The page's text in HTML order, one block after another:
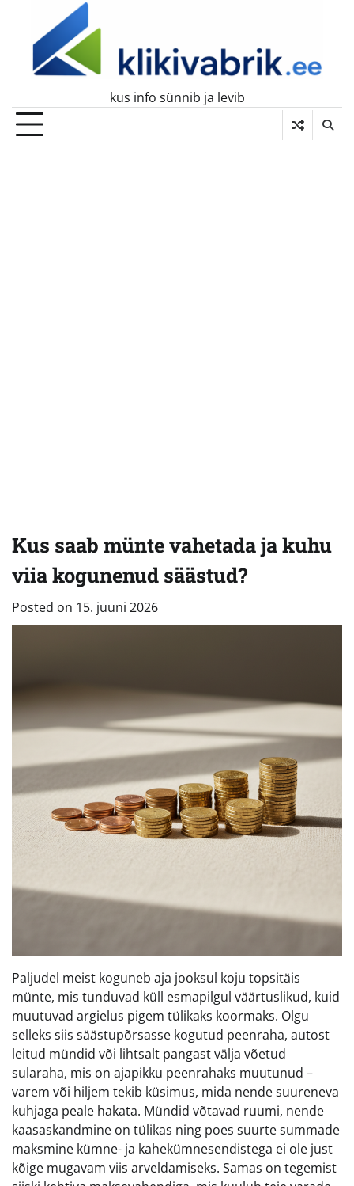
content
kus info sünnib ja levib
Kus saab münte vahetada ja kuhu
viia kogunenud säästud?
Posted on 15. juuni 2026
Paljudel meist koguneb aja jooksul koju topsitäis
münte, mis tunduvad küll esmapilgul väärtuslikud, kuid
muutuvad argielus pigem tülikaks koormaks. Olgu
selleks siis säästupõrsasse kogutud peenraha, autost
leitud mündid või lihtsalt pangast välja võetud
sularaha, mis on ajapikku peenrahaks muutunud –
varem või hiljem tekib küsimus, mida nende suureneva
kuhjaga peale hakata. Mündid võtavad ruumi, nende
kaasaskandmine on tülikas ning poes suurte summade
maksmine kümne- ja kahekümnesendistega ei ole just
kõige mugavam viis arveldamiseks. Samas on tegemist